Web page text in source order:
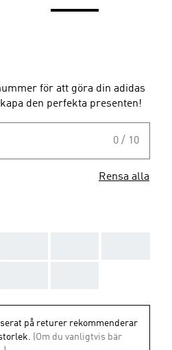
för att göra din adidas
den perfekta presenten!
0 / 10
Rensa alla
på returer rekommenderar
(Om du vanligtvis bär